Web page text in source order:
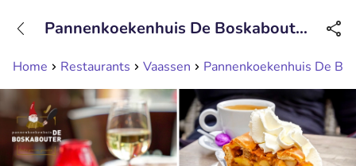
Available until 23:00
Home Restaurants Vaassen Pannenkoekenhuis De
Pannenkoekenhuis De Boskabouter